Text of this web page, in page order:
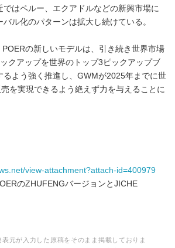
ではペルー、エクアドルなどの新興市場に
ル化のパターンは拡大し続けている。
の新しいモデルは、引き続き世界市場
クアップを世界のトップ3ピックアップブ
るよう強く推進し、GWMが2025年までに世
を実現できるよう絶えず力を与えることに
view-attachment?attach-id=400979
のZHUFENGバージョンとJICHE
元が入力した原稿をそのまま掲載しておりま